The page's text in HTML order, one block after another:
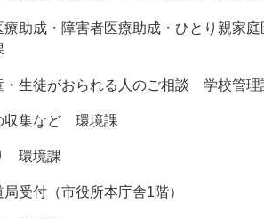
助成・障害者医療助成・ひとり親家
生徒がおられる人のご相談 学校管理
集など 環境課
環境課
付（市役所本庁舎1階）